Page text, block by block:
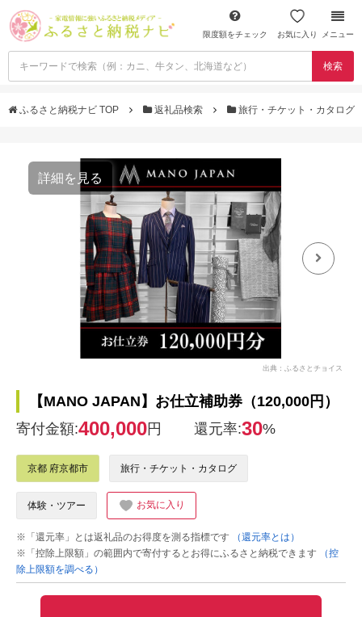
限度額をチェック お気に入り メニュー
検索
ふるさと納税ナビ TOP 返礼品検索 旅行・チケット・カタログ
詳細を見る
出典：ふるさとチョイス
【MANO JAPAN】お仕立補助券（120,000円）
寄付金額:400,000円 還元率:30%
京都 府京都市 旅行・チケット・カタログ
体験・ツアー お気に入り
※「還元率」とは返礼品のお得度を測る指標です
（還元率とは）
※「控除上限額」の範囲内で寄付するとお得にふるさと納税できます
（控
除上限額を調べる）